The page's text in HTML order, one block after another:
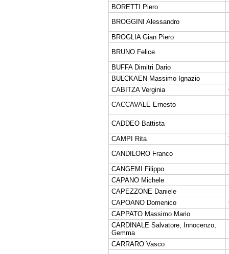
BORETTI Piero
BROGGINI Alessandro
BROGLIA Gian Piero
BRUNO Felice
BUFFA Dimitri Dario
BULCKAEN Massimo Ignazio
CABITZA Verginia
CACCAVALE Ernesto
CADDEO Battista
CAMPI Rita
CANDILORO Franco
CANGEMI Filippo
CAPANO Michele
CAPEZZONE Daniele
CAPOANO Domenico
CAPPATO Massimo Mario
CARDINALE Salvatore, Innocenzo,
Gemma
CARRARO Vasco